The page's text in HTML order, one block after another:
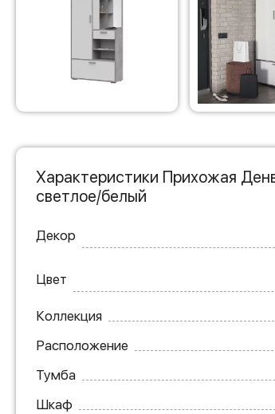
Характеристики Прихожая
светлое/белый
Декор
Цвет
Коллекция
Расположение
Тумба
Шкаф